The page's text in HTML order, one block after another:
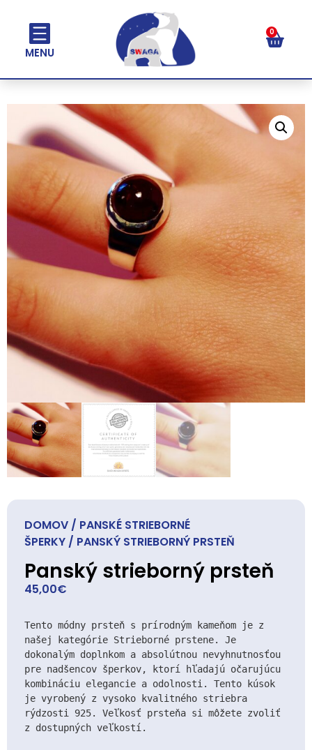
MENU
0
DOMOV / PANSKÉ STRIEBORNÉ
ŠPERKY / PANSKÝ STRIEBORNÝ PRSTEŇ
Panský strieborný prsteň
45,00€
Tento módny prsteň s prírodným kameňom je z
našej kategórie Strieborné prstene. Je
dokonalým doplnkom a absolútnou nevyhnutnosťou
pre nadšencov šperkov, ktorí hľadajú očarujúcu
kombináciu elegancie a odolnosti. Tento kúsok
je vyrobený z vysoko kvalitného striebra
rýdzosti 925. Veľkosť prsteňa si môžete zvoliť
z dostupných veľkostí.